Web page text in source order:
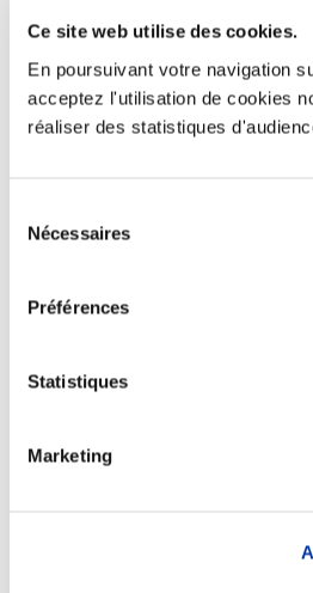
Ce site web utilise des cookies.
En poursuivant votre navigation
acceptez l'utilisation de cookies
réaliser des statistiques
Nécessaires
Préférences
Statistiques
Marketing
Elevage